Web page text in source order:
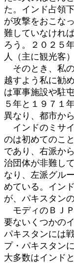
た。インド占領
が攻撃をおこな
難していなけれ
ろう。２０２５
人（主に観光客
そのとき、私
越すよう私に勧
は軍事施設や駐
５年と１９７１
異なり、都市か
インドのミサ
のは初めてのこ
であり、右派か
治団体が非難し
なり、左派グル
めている。イン
が、パキスタン
モディのＢＪ
要ないくつかの
パキスタンには
プ・パキスタン
大多数はインド